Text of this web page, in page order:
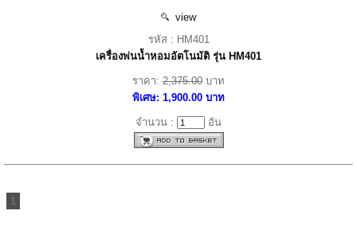
view
รหัส : HM401
เครื่องพ่นน้ำหอมอัตโนมัติ รุ่น HM401
ราคา: 2,375.00 บาท
พิเศษ: 1,900.00 บาท
จำนวน : อัน
1